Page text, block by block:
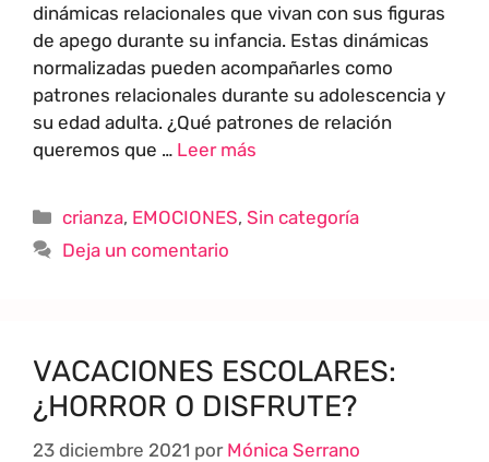
dinámicas relacionales que vivan con sus figuras
de apego durante su infancia. Estas dinámicas
normalizadas pueden acompañarles como
patrones relacionales durante su adolescencia y
su edad adulta. ¿Qué patrones de relación
queremos que … Leer más
crianza, EMOCIONES,Sin categoría
Deja un comentario
VACACIONES ESCOLARES:
¿HORROR O DISFRUTE?
23 diciembre 2021 por Mónica Serrano